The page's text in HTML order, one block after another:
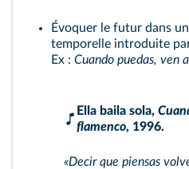
Évoquer le futur dans
temporelle introduite
Ex : Cuando puedas, ven
Ella baila sola,
flamenco, 1996.
«Decir que piensas